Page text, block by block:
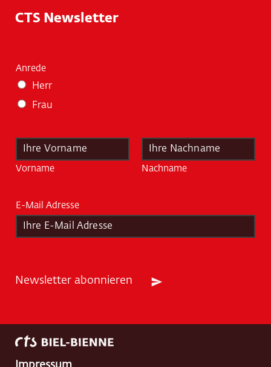
CTS Newsletter
Anrede
Herr
Frau
m
Vorname Nachname
E-Mail Adresse
Newsletter abonnieren